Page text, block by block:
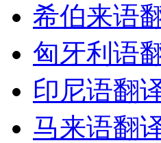
希伯来语
匈牙利语
印尼语翻
马来语翻